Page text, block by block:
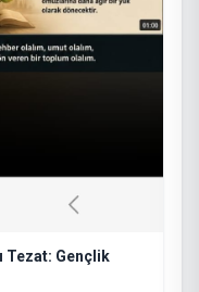
Tezat: Gençlik